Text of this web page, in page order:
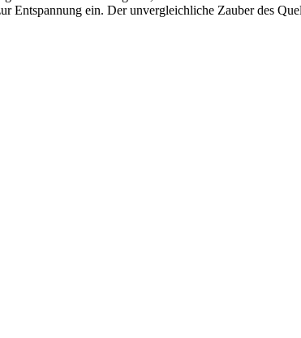
Entspannung ein. Der unvergleichliche Zauber des